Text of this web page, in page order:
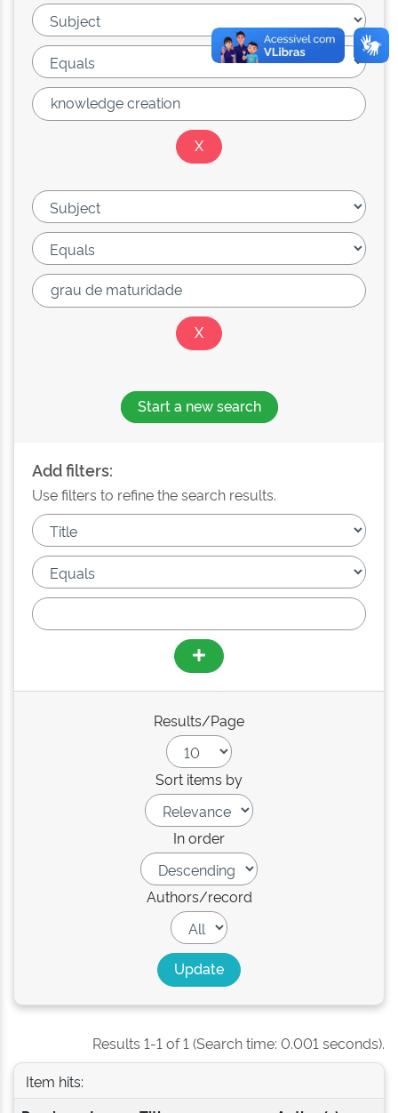
Start a new search
Add filters:
Use filters to refine the search results.
Results/Page
Sort items by
In order
Authors/record
Results 1-1 of 1 (Search time: 0.001 seconds).
Item hits: